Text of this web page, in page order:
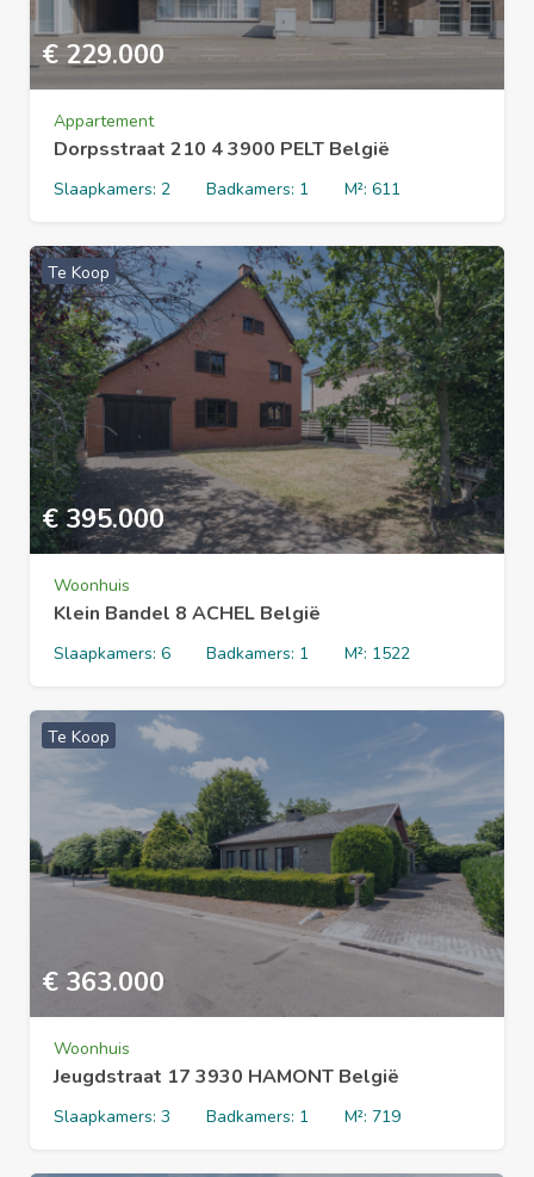
€ 229.000
Appartement
Dorpsstraat 210 4 3900 PELT België
Slaapkamers: 2 Badkamers: 1 M²: 611
Te Koop
€ 395.000
Woonhuis
Klein Bandel 8 ACHEL België
Slaapkamers: 6 Badkamers: 1 M²: 1522
Te Koop
€ 363.000
Woonhuis
Jeugdstraat 17 3930 HAMONT België
Slaapkamers: 3 Badkamers: 1 M²: 719